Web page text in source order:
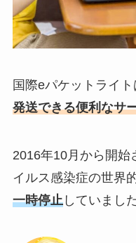
国際eパケットライト
発送できる便利なサ
2016年10月から開始
イルス感染症の世界
一時停止していました